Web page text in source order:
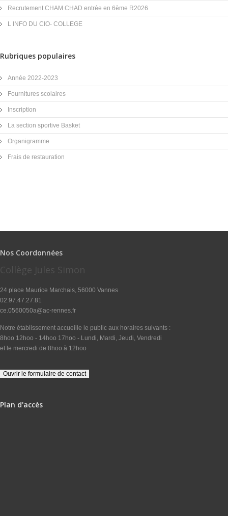
Recrutement CHAM CHAD entrée en 6ème R2026
L INFO DU CIO- COLLEGE
Rubriques populaires
Année 2022-2023
Fournitures scolaires
Inscription
La section sportive Basket
Organigramme
Frais de restauration
Nos Coordonnées
Collège Jules Simon
24 place Maurice Marchais, 56000 Vannes
02.97.47.27.81
ce.0560050a@ac-rennes.fr
Notre établissement accueille le public aux horaires suivants :
8hoo 12hoo - 14hoo 17hoo - Lundi, Mardi, Jeudi, Vendredi
et le mercredi de 8hoo à 12hoo
Plan d'accès